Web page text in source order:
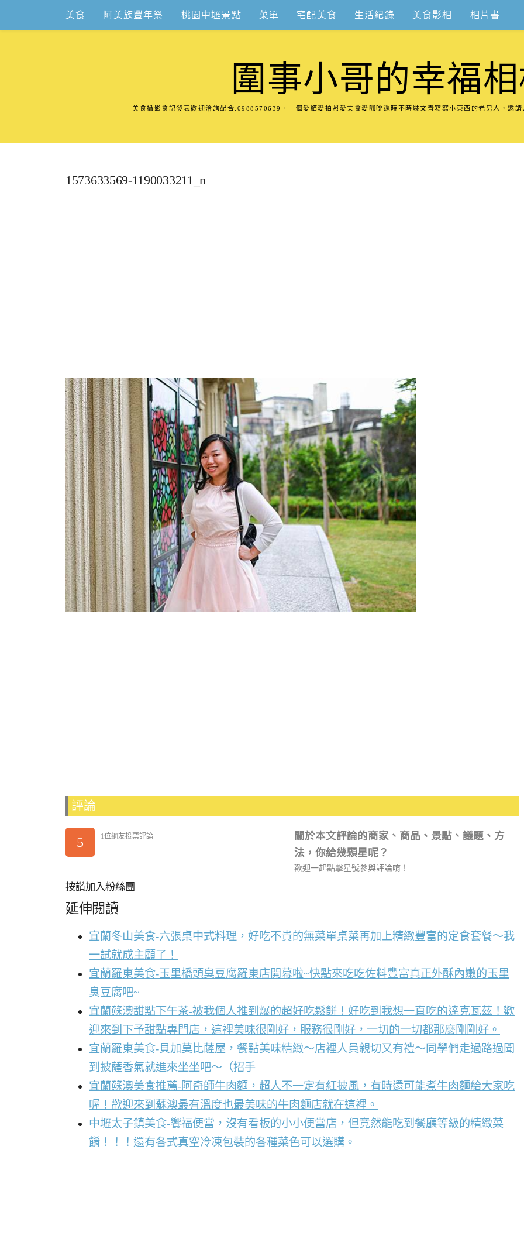
content
美食 阿美族豐年祭 桃園中壢景點 菜單 宅配美食 生活紀錄 美食影相 相片書
圍事小哥的幸福
美食攝影食記發表歡迎洽詢配合:0988570639。一個愛貓愛拍照愛美食愛咖啡還時不時裝文青寫寫小東西的老男人，邀
1573633569-1190033211_n
評論
5 1位網友投票評論
關於本文評論的商家、商品、景點、議題、方
法，你給幾顆星呢？
歡迎一起點擊星號參與評論唷！
按讚加入粉絲團
延伸閱讀
宜蘭冬山美食-六張桌中式料理，好吃不貴的無菜單桌菜再加上精緻豐富的定食套餐～我
一試就成主顧了！
宜蘭羅東美食-玉里橋頭臭豆腐羅東店開幕啦~快點來吃吃佐料豐富真正外酥內嫩的玉里
臭豆腐吧~
宜蘭蘇澳甜點下午茶-被我個人推到爆的超好吃鬆餅！好吃到我想一直吃的達克瓦茲！歡
迎來到下予甜點專門店，這裡美味很剛好，服務很剛好，一切的一切都那麼剛剛好。
宜蘭羅東美食-貝加莫比薩屋，餐點美味精緻～店裡人員親切又有禮～同學們走過路過聞
到披薩香氣就進來坐坐吧～（招手
宜蘭蘇澳美食推薦-阿奇師牛肉麵，超人不一定有紅披風，有時還可能煮牛肉麵給大家吃
喔！歡迎來到蘇澳最有溫度也最美味的牛肉麵店就在這裡。
中壢太子鎮美食-饗福便當，沒有看板的小小便當店，但竟然能吃到餐廳等級的精緻菜
餚！！！還有各式真空冷凍包裝的各種菜色可以選購。